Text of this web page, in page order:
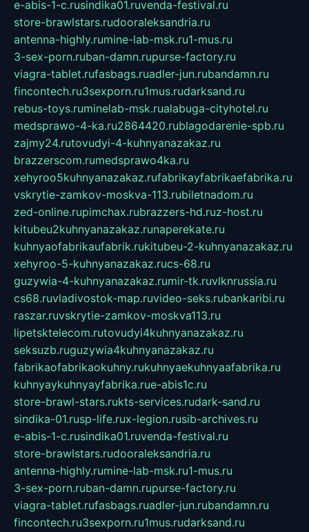
e-abis-1-c.rusindika01.ruvenda-festival.ru
store-brawlstars.rudooraleksandria.ru
antenna-highly.rumine-lab-msk.ru1-mus.ru
3-sex-porn.ruban-damn.rupurse-factory.ru
viagra-tablet.rufasbags.ruadler-jun.rubandamn.ru
fincontech.ru3sexporn.ru1mus.rudarksand.ru
rebus-toys.ruminelab-msk.rualabuga-cityhotel.ru
medsprawo-4-ka.ru2864420.rublagodarenie-spb.ru
zajmy24.rutovudyi-4-kuhnyanazakaz.ru
brazzerscom.rumedsprawo4ka.ru
xehyroo5kuhnyanazakaz.rufabrikayfabrikaefabrika.ru
vskrytie-zamkov-moskva-113.rubiletnadom.ru
zed-online.rupimchax.rubrazzers-hd.ruz-host.ru
kitubeu2kuhnyanazakaz.runaperekate.ru
kuhnyaofabrikaufabrik.rukitubeu-2-kuhnyanazakaz.ru
xehyroo-5-kuhnyanazakaz.rucs-68.ru
guzywia-4-kuhnyanazakaz.rumir-tk.ruvlknrussia.ru
cs68.ruvladivostok-map.ruvideo-seks.rubankaribi.ru
raszar.ruvskrytie-zamkov-moskva113.ru
lipetsktelecom.rutovudyi4kuhnyanazakaz.ru
seksuzb.ruguzywia4kuhnyanazakaz.ru
fabrikaofabrikaokuhny.rukuhnyaekuhnyaafabrika.ru
kuhnyaykuhnyayfabrika.rue-abis1c.ru
store-brawl-stars.rukts-services.rudark-sand.ru
sindika-01.rusp-life.rux-legion.rusib-archives.ru
e-abis-1-c.rusindika01.ruvenda-festival.ru
store-brawlstars.rudooraleksandria.ru
antenna-highly.rumine-lab-msk.ru1-mus.ru
3-sex-porn.ruban-damn.rupurse-factory.ru
viagra-tablet.rufasbags.ruadler-jun.rubandamn.ru
fincontech.ru3sexporn.ru1mus.rudarksand.ru